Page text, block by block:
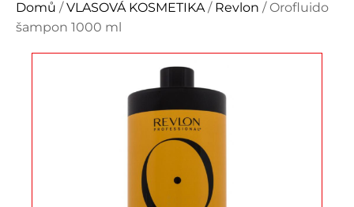
Domů /VLASOVÁ KOSMETIKA / Revlon / Orofluido
šampon 1000 ml